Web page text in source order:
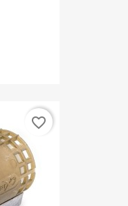
favorite_border